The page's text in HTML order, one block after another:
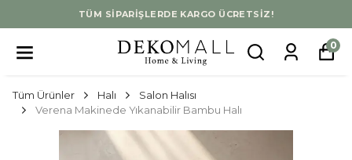
TÜM SİPARİŞLERDE KARGO ÜCRETSİZ!
0
Tüm Ürünler Halı
Salon Halısı
Verena Makinede Yıkanabilir Bambu Halı